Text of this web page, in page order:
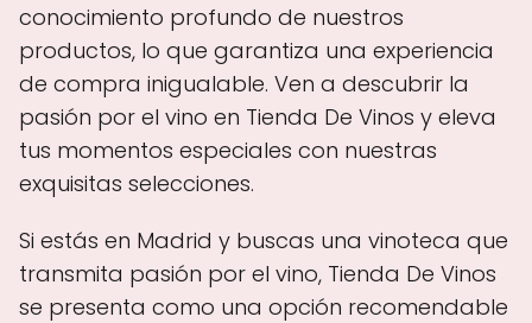
conocimiento profundo de nuestros
productos, lo que garantiza una experiencia
de compra inigualable. Ven a descubrir la
pasión por el vino en Tienda De Vinos y eleva
tus momentos especiales con nuestras
exquisitas selecciones.
Si estás en Madrid y buscas una vinoteca que
transmita pasión por el vino, Tienda De Vinos
se presenta como una opción recomendable